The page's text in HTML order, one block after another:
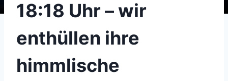
18:18 Uhr – wir
enthüllen ihre
himmlische